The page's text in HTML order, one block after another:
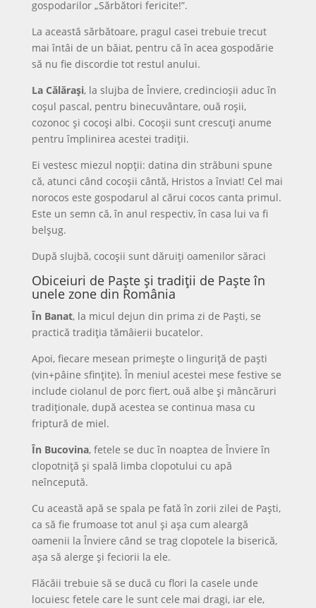
gospodarilor „Sărbători fericite!”.
La această sărbătoare, pragul casei trebuie trecut
mai întâi de un băiat, pentru că în acea gospodărie
să nu fie discordie tot restul anului.
La Călăraşi, la slujba de Înviere, credincioşii aduc în
coşul pascal, pentru binecuvântare, ouă roşii,
cozonoc şi cocoşi albi. Cocoşii sunt crescuţi anume
pentru împlinirea acestei tradiţii.
Ei vestesc miezul nopţii: datina din străbuni spune
că, atunci când cocoşii cântă, Hristos a înviat! Cel mai
norocos este gospodarul al cărui cocos canta primul.
Este un semn că, în anul respectiv, în casa lui va fi
belşug.
După slujbă, cocoşii sunt dăruiţi oamenilor săraci
Obiceiuri de Paște și tradiții de Paște în
unele zone din România
În Banat, la micul dejun din prima zi de Paşti, se
practică tradiţia tămâierii bucatelor.
Apoi, fiecare mesean primeşte o linguriţă de paşti
(vin+pâine sfinţite). În meniul acestei mese festive se
include ciolanul de porc fiert, ouă albe şi mâncăruri
tradiţionale, după acestea se continua masa cu
friptură de miel.
În Bucovina, fetele se duc în noaptea de Înviere în
clopotniţă şi spală limba clopotului cu apă
neîncepută.
Cu această apă se spala pe fată în zorii zilei de Paşti,
ca să fie frumoase tot anul şi aşa cum aleargă
oamenii la Înviere când se trag clopotele la biserică,
aşa să alerge şi feciorii la ele.
Flăcăii trebuie să se ducă cu flori la casele unde
locuiesc fetele care le sunt cele mai dragi, iar ele,